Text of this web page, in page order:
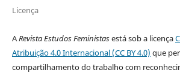
Licença
ARevista Estudos Feministasestá sob a licença
Atribuição 4.0 Internacional (CC BY 4.0) que
compartilhamento do trabalho com